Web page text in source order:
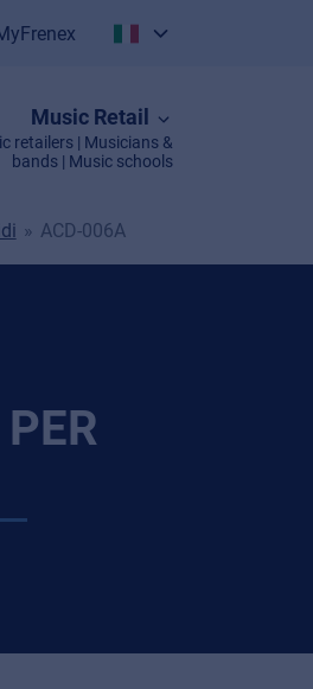
English
Music Retail
retailers | Musicians &
bands | Music schools
ACD-006A